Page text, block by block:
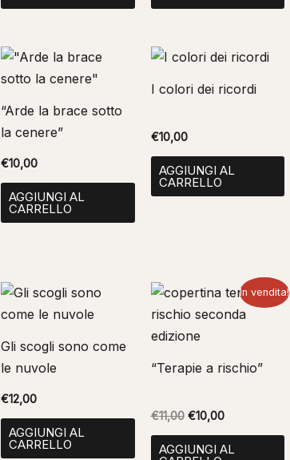
“Arde la brace sotto
la cenere”
€10,00
AGGIUNGI AL
CARRELLO
I colori dei ricordi
€10,00
AGGIUNGI AL
CARRELLO
Gli scogli sono come
le nuvole
€12,00
AGGIUNGI AL
CARRELLO
In vendita!
“Terapie a rischio”
€11,00
Il
originale
era:
€10,00
Il
prezzo
attuale
AGGIUNGI AL